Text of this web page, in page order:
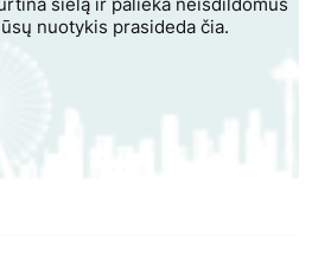
nuotykis prasideda čia.